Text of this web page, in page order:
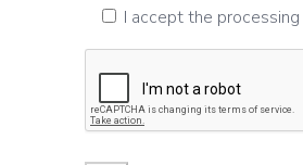
I accept the